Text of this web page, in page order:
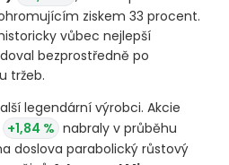
ziskem 33 procent.
vůbec nejlepší
bezprostředně po
tržeb.
legendární výrobci. Akcie
+1,84 % nabraly v průběhu
doslova parabolický růstový